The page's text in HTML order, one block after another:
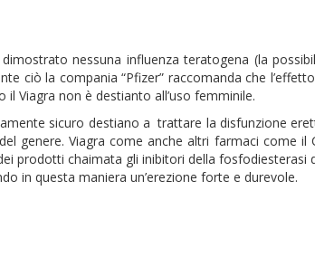
nessuna influenza teratogena (la
ciò la compania “Pfizer” raccomanda che
il Viagra non è destianto all’uso femminile.
sicuro destiano a trattare la disfunzione
genere. Viagra come anche altri farmaci come
prodotti chaimata gli inibitori della fosfodiesterasi
in questa maniera un’erezione forte e durevole.